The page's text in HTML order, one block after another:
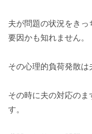
夫が問題の状況をき
要因かも知れません。
その心理的負荷発散は
その時に夫の対応の
す。